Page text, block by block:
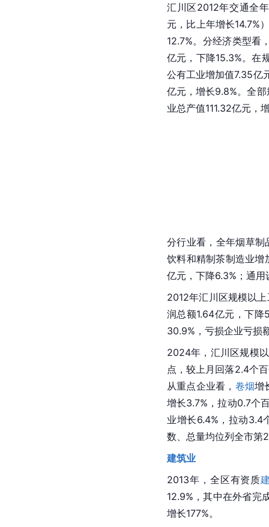
汇川区2012年交通全
元，比上年增长14.7%
12.7%。分经济类型看
亿元，下降15.3%。在
公有工业增加值7.35亿
亿元，增长9.8%。全
业总产值111.32亿元，
分行业看，全年烟草
饮料和精制茶制造业增
亿元，下降6.3%；通
2012年汇川区规模以
润总额1.64亿元，下
30.9%，亏损企业亏损
2024年，汇川区规模
点，较上月回落2.4个
从重点企业看， 卷烟增
增长3.7%，拉动0.7个
业增长6.4%，拉动3.4
数、总量均位列全市第
建筑业
2013年，全区有资质
12.9%，其中在外省完
增长177%。